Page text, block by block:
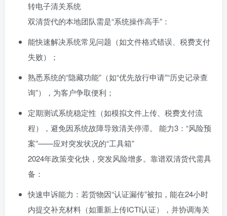
转电子清关系统
双清货代的本地团队需是“系统操作高手”：
能快速解决系统常见问题（如文件格式错误、税费支付
失败）；
熟悉系统的“隐藏功能”（如“优先放行申请”“历史记录查
询”），为客户争取便利；
定期测试系统稳定性（如模拟文件上传、税费支付流
程），避免因系统故障导致清关停滞。 能力3：“风险预
案”——应对突发状况的“工具箱”
2024年政策变化快，突发风险增多。靠谱双清货代需具
备：
快速申诉能力：若货物因“认证漏传”被扣，能在24小时
内提交补充材料（如重新上传ICTI认证），并协调海关